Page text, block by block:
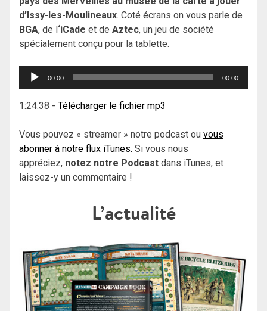
d’Issy-les-Moulineaux. Coté écrans on vous parle de
BGA, de l‘iCade et de Aztec, un jeu de société
spécialement conçu pour la tablette.
Lecteur
00:00 00:00
1:24:38 - Télécharger le fichier mp3
Vous pouvez « streamer » notre podcast ou vous
abonner à notre flux iTunes. Si vous nous
appréciez, notez notre Podcast dans iTunes, et
laissez-y un commentaire !
L’actualité